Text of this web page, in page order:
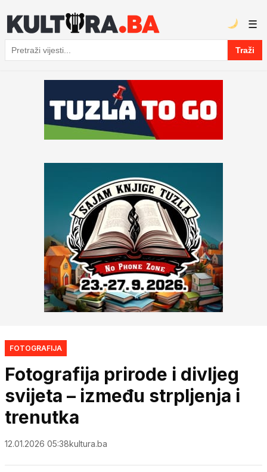
Pretraga
Traži
☰
FOTOGRAFIJA
Fotografija prirode i divljeg
svijeta – između strpljenja i
trenutka
12.01.2026 05:38kultura.ba